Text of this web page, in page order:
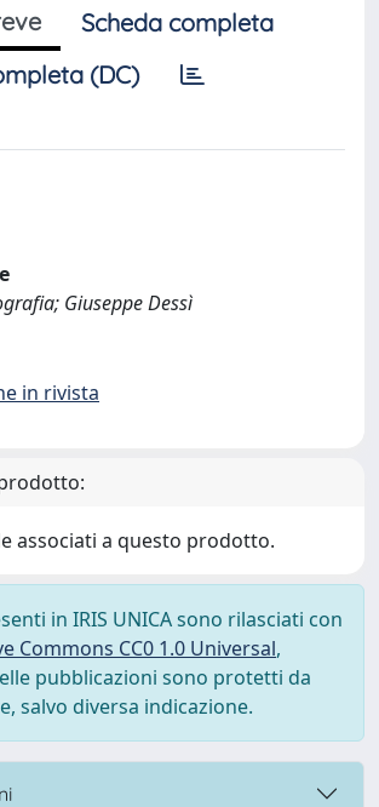
Scheda completa
(DC)
Giuseppe Dessì
in rivista
associati a questo prodotto.
in IRIS UNICA sono rilasciati con
Commons CC0 1.0 Universal,
pubblicazioni sono protetti da
salvo diversa indicazione.